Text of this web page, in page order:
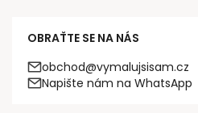
OBRAŤTE SE NA NÁS
obchod@vymalujsisam.cz
Napište nám na WhatsApp